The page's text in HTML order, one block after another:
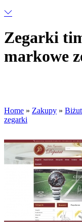
Zegarki
markowe
Home » Zakupy »
zegarki